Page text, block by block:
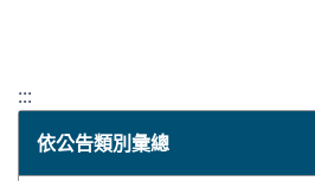
:::
依公告類別彙總